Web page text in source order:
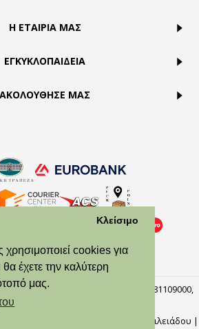
χρησιμοποιεί cookies για
θα έχετε την καλύτερη
μας.
Κλείσιμο
Η ΕΤΑΙΡΙΑ ΜΑΣ
ΕΓΚΥΚΛΟΠΑΙΔΕΙΑ
ΑΚΟΛΟΥΘΗΣΕ ΜΑΣ
All Rights Reserved. ΑΡ.ΓΕΜΗ:158381109000,
Πειραιάς, 18537.
Ναυσικά Βασιλειάδου |